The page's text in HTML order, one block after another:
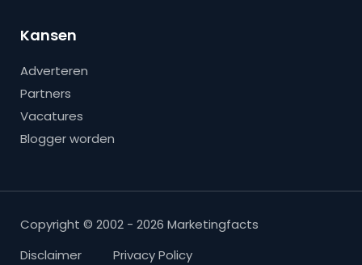
Kansen
Adverteren
Partners
Vacatures
Blogger worden
Copyright © 2002 - 2026 Marketingfacts
Disclaimer
Privacy Policy